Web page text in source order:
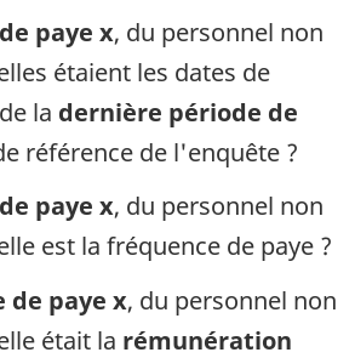
paye x, du personnel non
étaient les dates de
la dernière période de
référence de l'enquête ?
paye x, du personnel non
est la fréquence de paye ?
de paye x, du personnel non
était la rémunération